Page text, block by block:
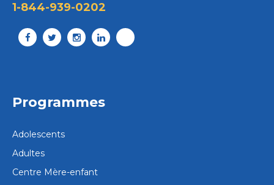
1-844-939-0202
Programmes
Adolescents
Adultes
Centre Mère-enfant